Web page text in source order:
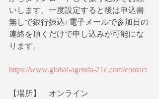
いします。一度設定すると後は申込書
無しで銀行振込+電子メールで参加日の
連絡を頂くだけで申し込みが可能にな
ります。
https://www.global-agenda-21c.com/contact
【場所】　オンライン